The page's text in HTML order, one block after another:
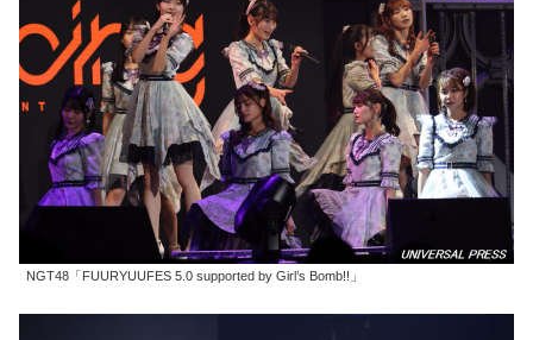
NGT48「FUURYUUFES 5.0 supported by Girl’s Bomb!!」